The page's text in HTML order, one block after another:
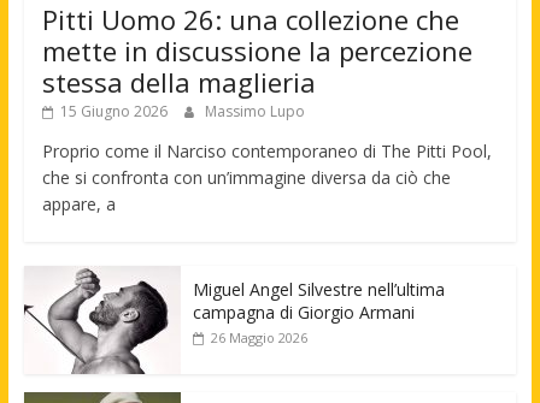
Pitti Uomo 26: una collezione che
mette in discussione la percezione
stessa della maglieria
15 Giugno 2026 Massimo Lupo
Proprio come il Narciso contemporaneo di The Pitti Pool,
che si confronta con un’immagine diversa da ciò che
appare, a
Miguel Angel Silvestre nell’ultima
campagna di Giorgio Armani
26 Maggio 2026